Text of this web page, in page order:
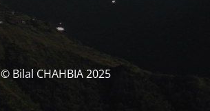
© Bilal CHAHBIA 2025